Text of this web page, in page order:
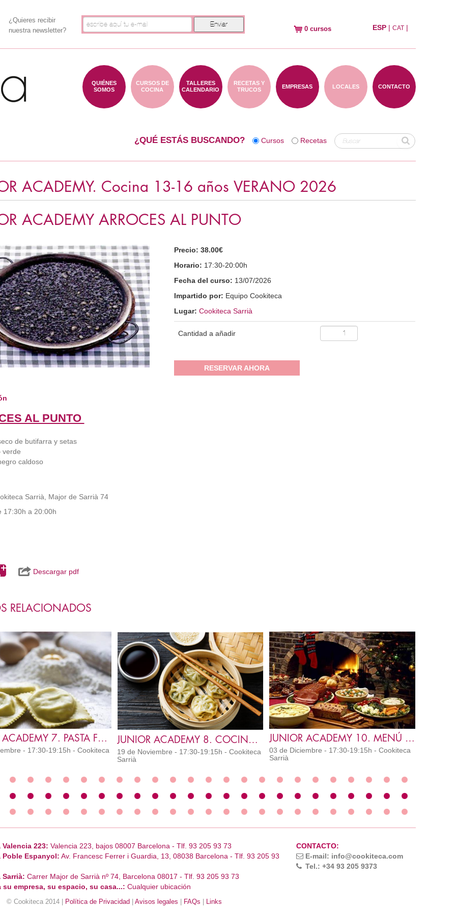
¿Quieres recibir
nuestra newsletter?
0 cursos ESP| CAT|
CONTACTO
LOCALES
EMPRESAS
RECETAS Y
TRUCOS
TALLERES
CALENDARIO
CURSOS DE
COCINA
QUIÉNES
SOMOS
Recetas
Cursos
¿QUÉ ESTÁS BUSCANDO?
ACADEMY. Cocina 13-16 años VERANO 2026
ACADEMY ARROCES AL PUNTO
Precio:38.00€
Horario: 17:30-20:00h
Fecha del curso: 13/07/2026
Impartido por: Equipo Cookiteca
Lugar:Cookiteca Sarrià
Cantidad a añadir
RESERVAR AHORA
AL PUNTO
de butifarra y setas
verde
caldoso
Sarrià, Major de Sarrià 74
17:30h a 20:00h
Descargar pdf
RELACIONADOS
JUNIOR ACADEMY 7. PASTA FRESCA RELLENA
- 17:30-19:15h - Cookiteca
JUNIOR ACADEMY 8. COCINA JAPONESA
19 de Noviembre - 17:30-19:15h - Cookiteca
Sarrià
JUNIOR ACADEMY 10. MENÚ DE NAVIDAD
03 de Diciembre - 17:30-19:15h - Cookiteca
Sarrià
223: Valencia 223, bajos 08007 Barcelona - Tlf. 93 205 93 73
Poble Espanyol: Av. Francesc Ferrer i Guardia, 13, 08038 Barcelona - Tlf. 93 205 93
Sarrià: Carrer Major de Sarrià nº 74, Barcelona 08017 - Tlf. 93 205 93 73
su empresa, su espacio, su casa...: Cualquier ubicación
CONTACTO:
E-mail: info@cookiteca.com
Tel.: +34 93 205 9373
© Cookiteca 2014 | Política de Privacidad Avisos legales FAQs Links